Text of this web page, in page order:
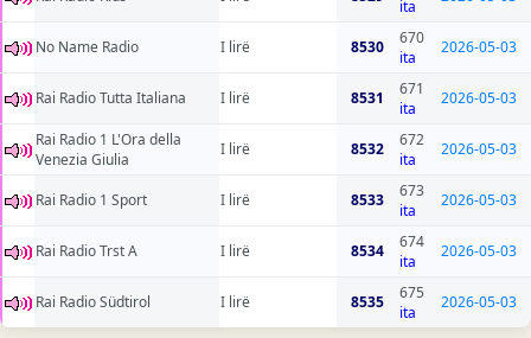
ita
No Name Radio I lirë 8530
670
ita
2026-05-03
Rai Radio Tutta Italiana I lirë 8531
671
ita
2026-05-03
Rai Radio 1 L'Ora della
Venezia Giulia
I lirë 8532
672
ita
2026-05-03
Rai Radio 1 Sport I lirë 8533
673
ita
2026-05-03
Rai Radio Trst A I lirë 8534
674
ita
2026-05-03
Rai Radio Südtirol I lirë 8535
675
ita
2026-05-03